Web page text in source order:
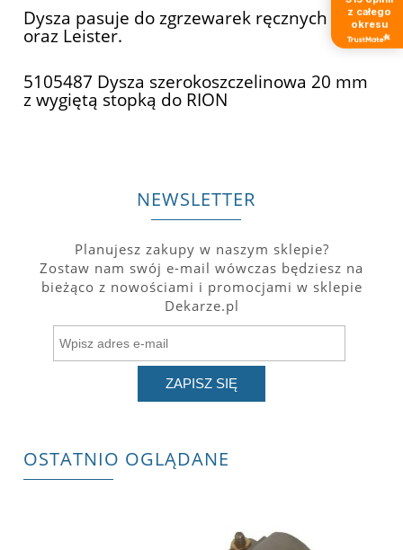
Dysza pasuje do zgrzewarek ręcznych Herz
oraz Leister.
5105487 Dysza szerokoszczelinowa 20 mm
z wygiętą stopką do RION
NEWSLETTER
Planujesz zakupy w naszym sklepie?
Zostaw nam swój e-mail wówczas będziesz na
bieżąco z nowościami i promocjami w sklepie
Dekarze.pl
ZAPISZ SIĘ
OSTATNIO OGLĄDANE
z całego
okresu